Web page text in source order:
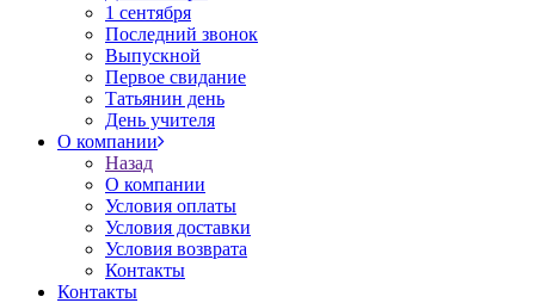
1 сентября
Последний звонок
Выпускной
Первое свидание
Татьянин день
День учителя
О компании
Назад
О компании
Условия оплаты
Условия доставки
Условия возврата
Контакты
Контакты